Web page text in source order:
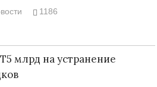
1186
млрд на устранение